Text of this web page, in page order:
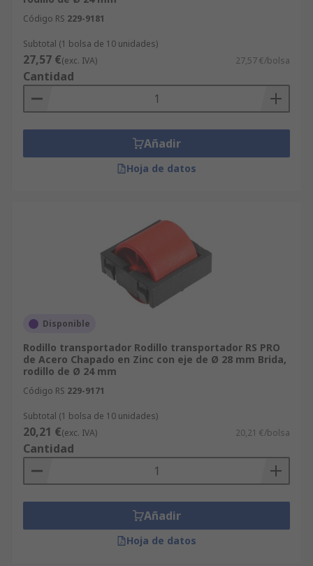
Código RS 229-9181
Subtotal (1 bolsa de 10 unidades)
27,57 €(exc. IVA) 27,57 €/bolsa
Cantidad
Añadir
Hoja de datos
Disponible
Rodillo transportador Rodillo transportador RS PRO
de Acero Chapado en Zinc con eje de Ø 28 mm Brida,
rodillo de Ø 24 mm
Código RS 229-9171
Subtotal (1 bolsa de 10 unidades)
20,21 €(exc. IVA) 20,21 €/bolsa
Cantidad
Añadir
Hoja de datos